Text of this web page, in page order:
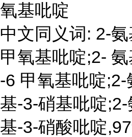
氧基吡啶
中文同义词: 2-
甲氧基吡啶;2-
-6 甲氧基吡啶
基-3-硝基吡啶
基-3-硝酸吡啶